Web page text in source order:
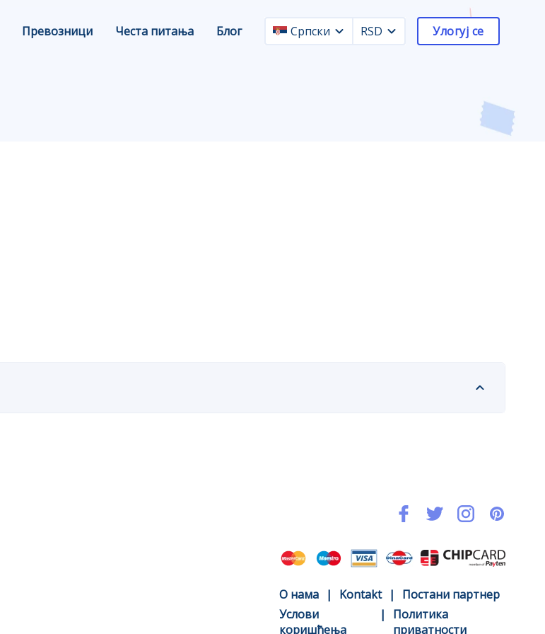
Превозници Честа питања Блог Српски RSD Улогуј се
O нама | Kontakt |
Постани партнер
Услови
коришћења
|
Политика
приватности